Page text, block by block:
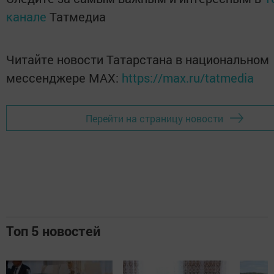
канале Татмедиа
Читайте новости Татарстана в национальном
мессенджере MАХ: https://max.ru/tatmedia
Перейти на страницу новости
Топ 5 новостей